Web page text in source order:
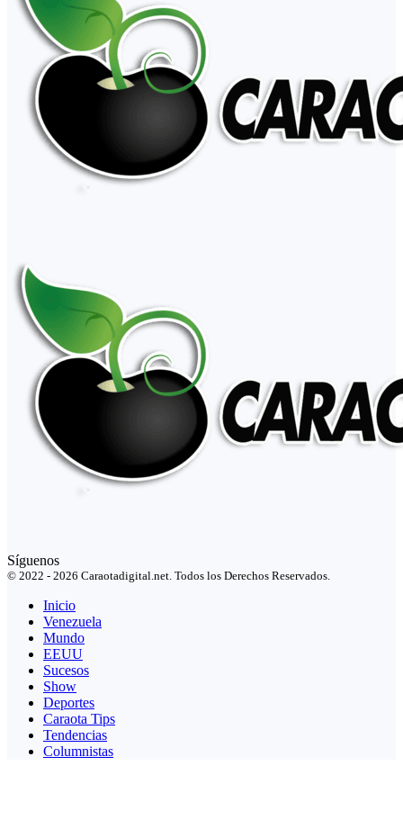
Síguenos
© 2022 - 2026 Caraotadigital.net. Todos los Derechos Reservados.
Inicio
Venezuela
Mundo
EEUU
Sucesos
Show
Deportes
Caraota Tips
Tendencias
Columnistas